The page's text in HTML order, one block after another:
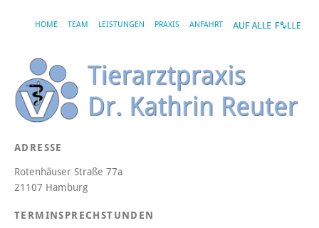
HOME TEAM LEISTUNGEN PRAXIS ANFAHRT
ADRESSE
Rotenhäuser Straße 77a
21107 Hamburg
TERMINSPRECHSTUNDEN